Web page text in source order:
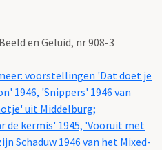
en Geluid, nr 908-3
voorstellingen 'Dat doet je
1946, 'Snippers' 1946 van
uit Middelburg;
de kermis' 1945, 'Vooruit met
Schaduw 1946 van het Mixed-